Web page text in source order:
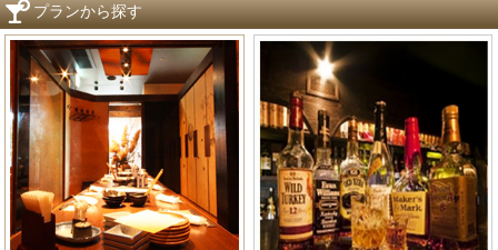
プランから探す